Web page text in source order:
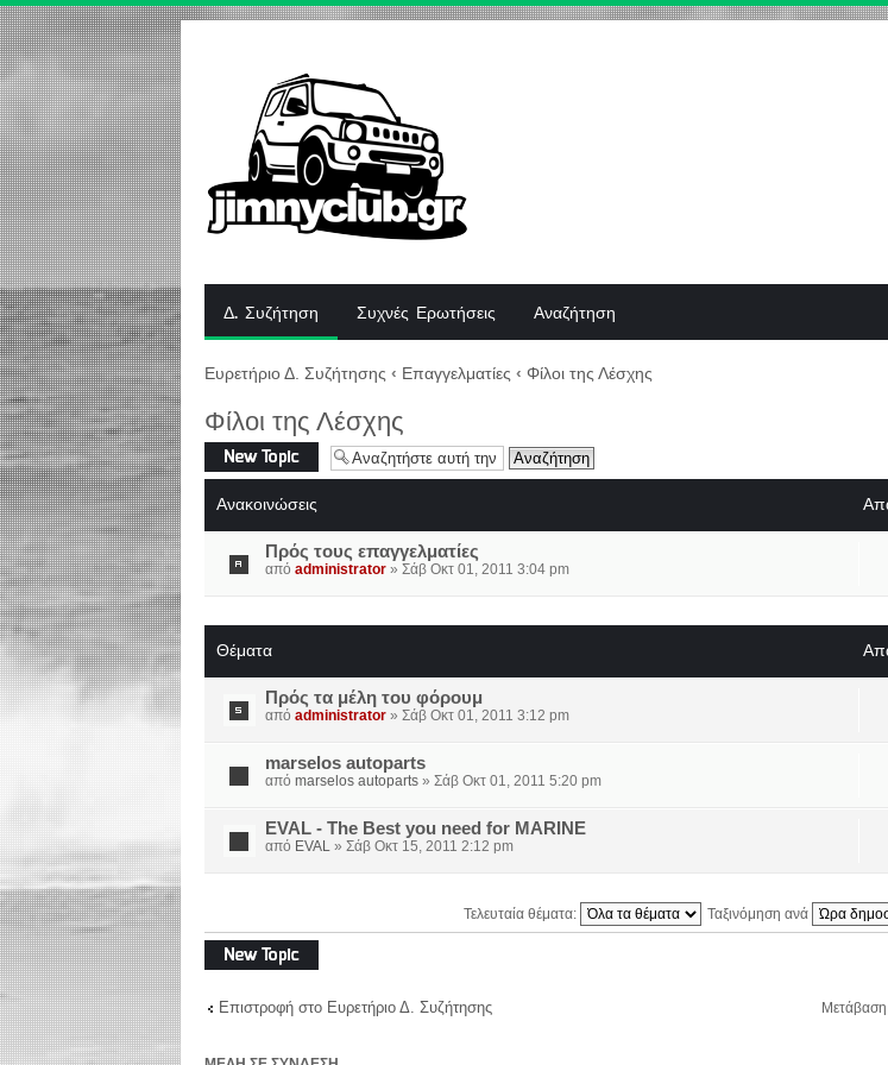
Δ. Συζήτηση Συχνές Ερωτήσεις Αναζήτηση
Ευρετήριο Δ. Συζήτησης ‹ Επαγγελματίες ‹ Φίλοι της Λέσχης
Φίλοι της Λέσχης
Δημιουργία νέου
θέματος
Ανακοινώσεις
Πρός τους επαγγελματίες
από administrator » Σάβ Οκτ 01, 2011 3:04 pm
Θέματα
Πρός τα μέλη του φόρουμ
από administrator » Σάβ Οκτ 01, 2011 3:12 pm
marselos autoparts
από marselos autoparts » Σάβ Οκτ 01, 2011 5:20 pm
EVAL - The Best you need for ΜΑRINE
από EVAL » Σάβ Οκτ 15, 2011 2:12 pm
Τελευταία θέματα: Ταξινόμηση ανά
Δημιουργία νέου
θέματος
Επιστροφή στο Ευρετήριο Δ. Συζήτησης Μετάβαση